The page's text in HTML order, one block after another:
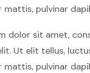
mattis, pulvinar
dolor sit amet,
Ut elit tellus,
mattis, pulvinar